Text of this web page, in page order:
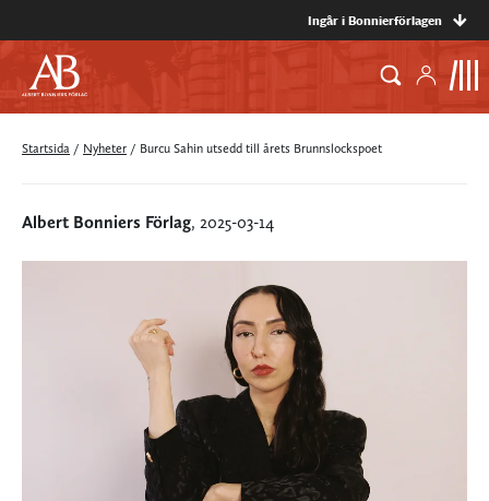
Ingår i Bonnierförlagen
Startsida / Nyheter / Burcu Sahin utsedd till årets Brunnslockspoet
Albert Bonniers Förlag, 2025-03-14